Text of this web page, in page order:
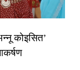
कोइसित’